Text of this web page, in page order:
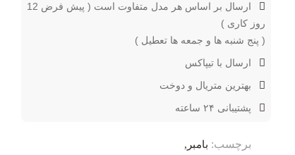
ارسال بر اساس هر مدل متفاوت است ( پیش فرض 12
روز کاری )
( پنج شنبه ها و جمعه ها تعطیل )
ارسال با تیپاکس
بهترین متریال و دوخت
پشتیبانی ۲۴ ساعته
برچسب: بامبر ,